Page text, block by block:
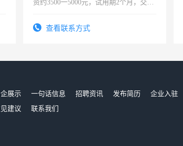
资约3500一5000元，试用期2个月，交五
查看联系方式
展示 一句话信息 招聘资讯 发布简历 企业入驻
建议 联系我们